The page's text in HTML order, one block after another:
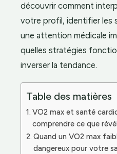
découvrir comment
votre profil, identifier les
une attention médicale
quelles stratégies
inverser la tendance.
Table des matières
VO2 max et santé
comprendre ce que
Quand un VO2 max
dangereux pour votre